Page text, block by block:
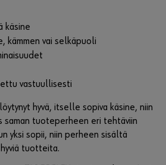
käsine
kämmen vai selkäpuoli
vastuullisesti
hyvä, itselle sopiva käsine, niin
saman tuoteperheen eri tehtäviin
yksi sopii, niin perheen sisältä
tuotteita.